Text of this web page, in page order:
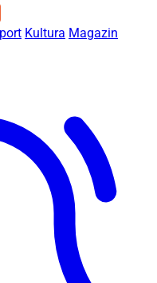
Kultura Magazin